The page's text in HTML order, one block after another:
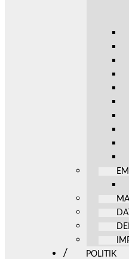
POLITIK